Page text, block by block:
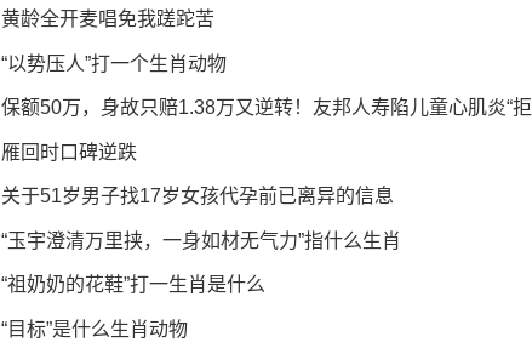
黄龄全开麦唱免我蹉跎苦
“以势压人”打一个生肖动物
保额50万，身故只赔1.38万又逆转！友邦人寿陷儿童心肌炎“
雁回时口碑逆跌
关于51岁男子找17岁女孩代孕前已离异的信息
“玉宇澄清万里挟，一身如材无气力”指什么生肖
“祖奶奶的花鞋”打一生肖是什么
“目标”是什么生肖动物